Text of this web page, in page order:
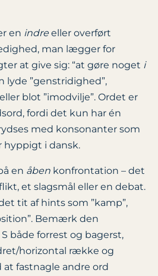
en indreeller overført
man lægger for
at give sig: “at gøre noget i
lyde ”genstridighed”,
blot ”imodvilje”. Ordet er
fordi det kun har én
med konsonanter som
hyppigt i dansk.
en åben konfrontation – det
et slagsmål eller en debat.
tit af hints som ”kamp”,
Bemærk den
både forrest og bagerst,
horizontal række og
fastnagle andre ord